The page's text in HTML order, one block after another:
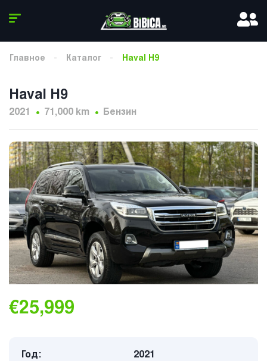
Главное Каталог Haval H9
Haval H9
2021 71,000 km Бензин
€25,999
Год:
2021